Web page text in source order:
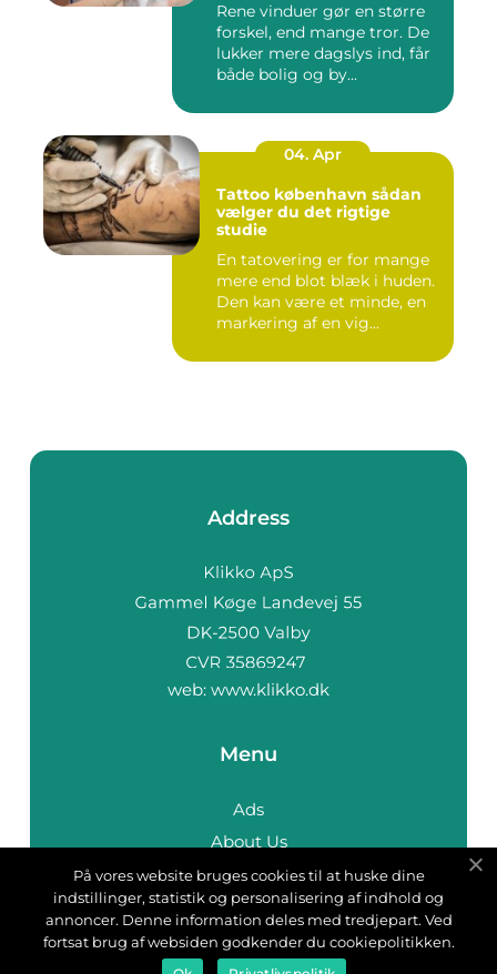
Rene vinduer gør en større
forskel, end mange tror. De
lukker mere dagslys ind, får
både bolig og by...
04. Apr
Tattoo københavn sådan
vælger du det rigtige
studie
En tatovering er for mange
mere end blot blæk i huden.
Den kan være et minde, en
markering af en vig...
Address
web: www.klikko.dk
Menu
Ads
About Us
Cookies
Contact
Sitemap
På vores website bruges cookies til at huske dine
indstillinger, statistik og personalisering af indhold og
annoncer. Denne information deles med tredjepart. Ved
fortsat brug af websiden godkender du cookiepolitikken.